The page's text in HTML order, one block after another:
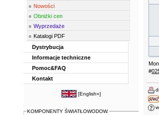
#
Nowości
Obniżki cen
Wyprzedaże
Katalogi PDF
Dystrybucja
Informacje techniczne
Pomoc&FAQ
Kontakt
[English»]
KOMPONENTY ŚWIATŁOWODOW.